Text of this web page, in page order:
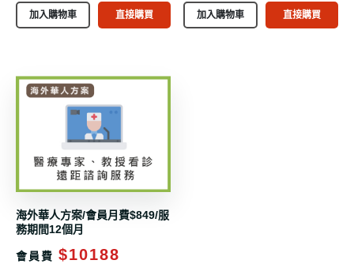
加入購物車 直接購買 加入購物車 直接購買
海外華人方案/會員月費$849/服
務期間12個月
會員費 $10188